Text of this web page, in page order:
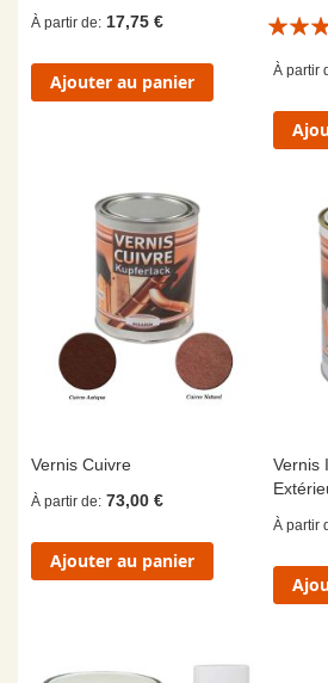
À partir de 17,75 €
Ajouter au panier À partir
Vernis Cuivre
À partir de 73,00 €
Ajouter au panier
Vernis
À partir